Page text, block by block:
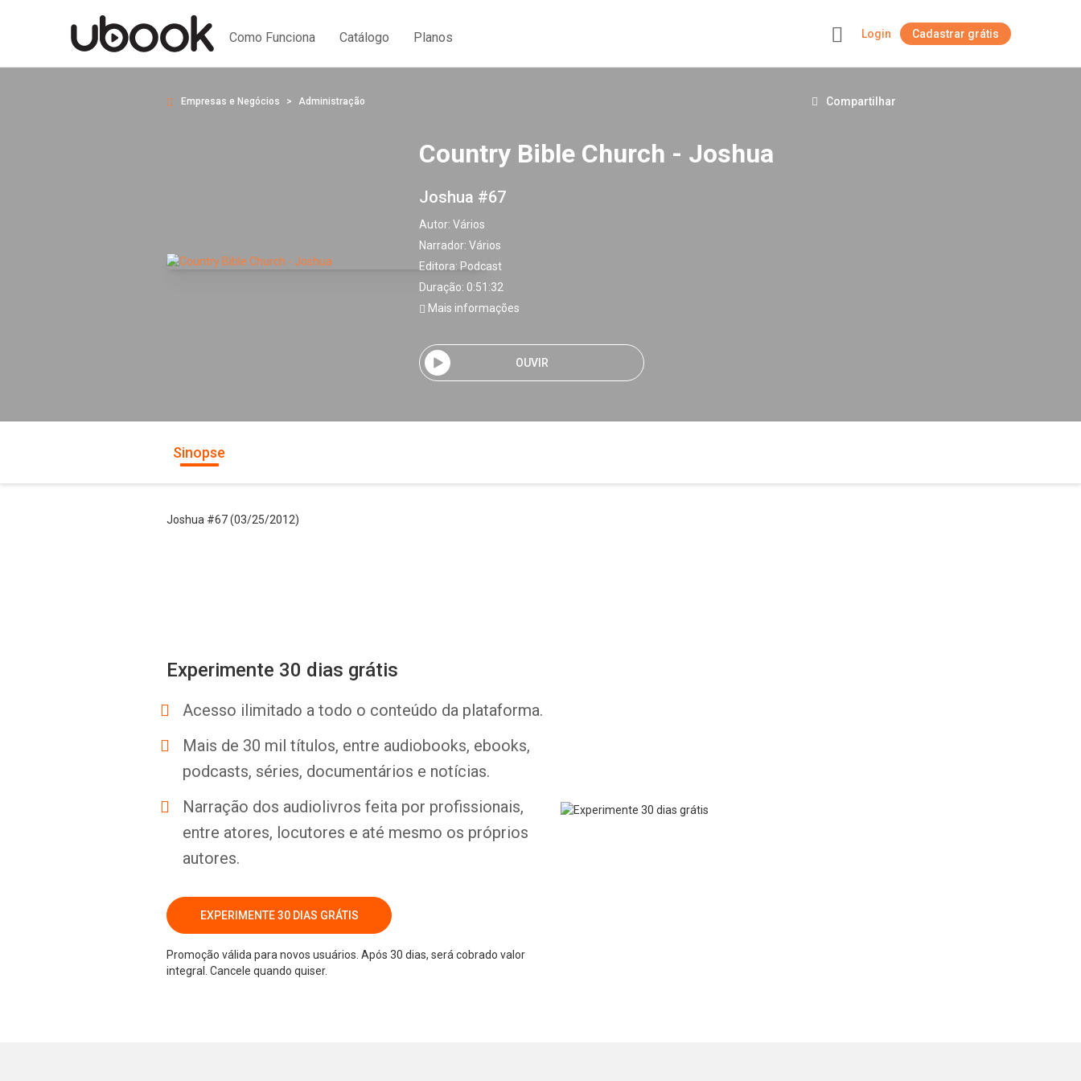
Como Funciona Catálogo Planos Login Cadastrar grátis
Empresas e Negócios Administração Compartilhar
Country Bible Church - Joshua
Joshua #67
Autor: Vários
Narrador: Vários
Editora: Podcast
Duração: 0:51:32
Mais informações
OUVIR
Sinopse
Joshua #67 (03/25/2012)
Experimente 30 dias grátis
Acesso ilimitado a todo o conteúdo da plataforma.
Mais de 30 mil títulos, entre audiobooks, ebooks,
podcasts, séries, documentários e notícias.
Narração dos audiolivros feita por profissionais,
entre atores, locutores e até mesmo os próprios
autores.
EXPERIMENTE 30 DIAS GRÁTIS
Promoção válida para novos usuários. Após 30 dias, será cobrado valor
integral. Cancele quando quiser.